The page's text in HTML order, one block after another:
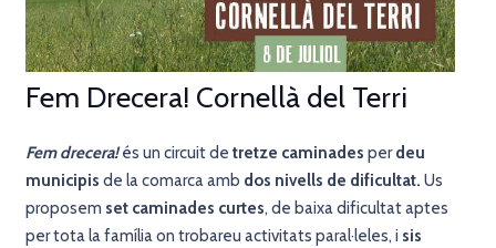
Fem Drecera! Cornellà del Terri
Fem drecera!és un circuit de tretze caminades perdeu
municipis de la comarca amb dos nivells de dificultat. Us
proposem set caminades curtes, de baixa dificultat aptes
per tota la família on trobareu activitats paral·leles, i sis